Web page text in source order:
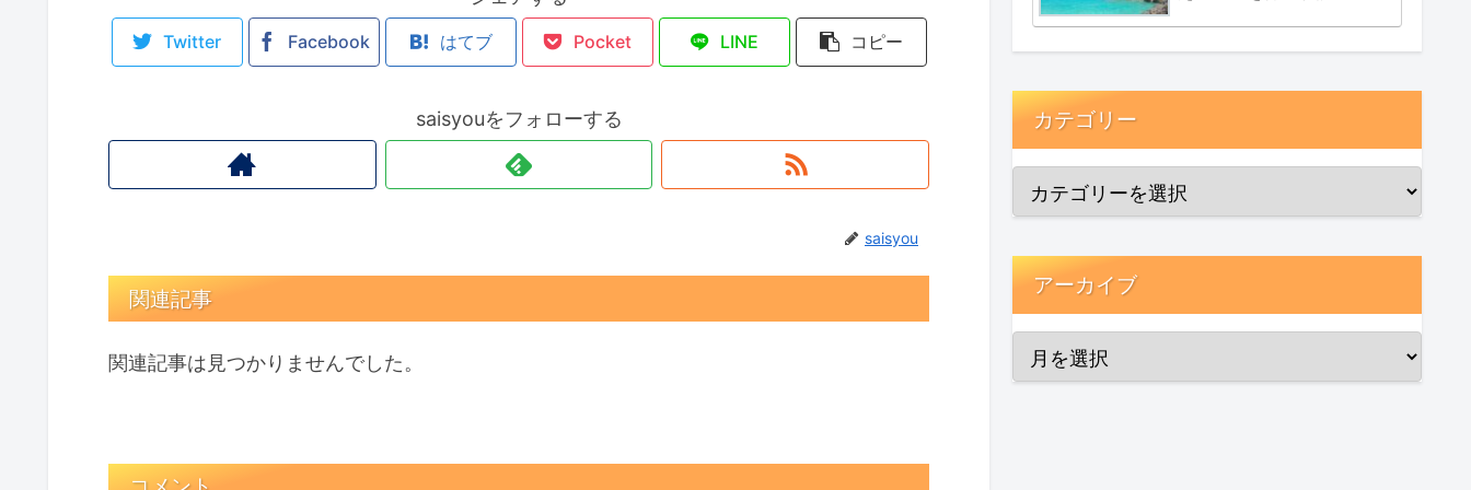
Twitter Facebook はてブ Pocket LINE コピー
saisyouをフォローする
saisyou
関連記事
関連記事は見つかりませんでした。
カテゴリー
アーカイブ